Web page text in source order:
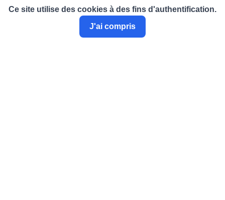
de l'annuaire des experts et au suivi des demandes d'adhésion.
Vous disposez d'un droit d'accès, de rectification et de suppression
de vos données, que vous pouvez exercer à tout moment en
Ce site utilise des cookies à des fins d'authentification.
J'ai compris